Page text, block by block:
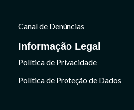
Canal de Denúncias
Informação Legal
Política de Privacidade
Política de Proteção de Dados